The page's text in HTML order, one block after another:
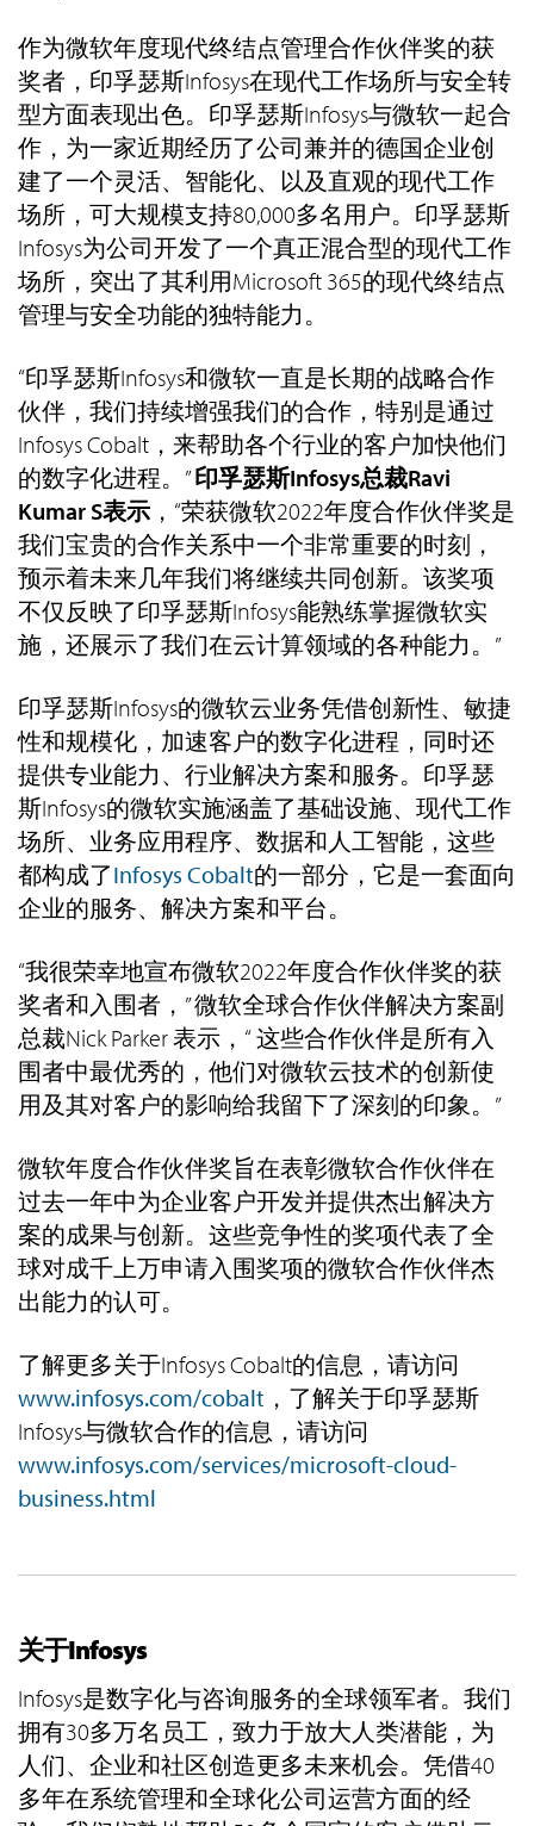
作为微软年度现代终结点管理合作伙伴奖的获
奖者，印孚瑟斯Infosys在现代工作场所与安全转
型方面表现出色。印孚瑟斯Infosys与微软一起合
作，为一家近期经历了公司兼并的德国企业创
建了一个灵活、智能化、以及直观的现代工作
场所，可大规模支持80,000多名用户。印孚瑟斯
Infosys为公司开发了一个真正混合型的现代工作
场所，突出了其利用Microsoft 365的现代终结点
管理与安全功能的独特能力。
“印孚瑟斯Infosys和微软一直是长期的战略合作
伙伴，我们持续增强我们的合作，特别是通过
Infosys Cobalt，来帮助各个行业的客户加快他们
的数字化进程。”印孚瑟斯Infosys总裁Ravi
Kumar S表示 ，“荣获微软2022年度合作伙伴奖是
我们宝贵的合作关系中一个非常重要的时刻，
预示着未来几年我们将继续共同创新。该奖项
不仅反映了印孚瑟斯Infosys能熟练掌握微软实
施，还展示了我们在云计算领域的各种能力。”
印孚瑟斯Infosys的微软云业务凭借创新性、敏捷
性和规模化，加速客户的数字化进程，同时还
提供专业能力、行业解决方案和服务。印孚瑟
斯Infosys的微软实施涵盖了基础设施、现代工作
场所、业务应用程序、数据和人工智能，这些
都构成了Infosys Cobalt的一部分，它是一套面向
企业的服务、解决方案和平台。
“我很荣幸地宣布微软2022年度合作伙伴奖的获
奖者和入围者，” 微软全球合作伙伴解决方案副
总裁Nick Parker 表示，“ 这些合作伙伴是所有入
围者中最优秀的，他们对微软云技术的创新使
用及其对客户的影响给我留下了深刻的印象。”
微软年度合作伙伴奖旨在表彰微软合作伙伴在
过去一年中为企业客户开发并提供杰出解决方
案的成果与创新。这些竞争性的奖项代表了全
球对成千上万申请入围奖项的微软合作伙伴杰
出能力的认可。
了解更多关于Infosys Cobalt的信息，请访问
www.infosys.com/cobalt ，了解关于印孚瑟斯
Infosys与微软合作的信息，请访问
www.infosys.com/services/microsoft-cloud-
business.html
关于Infosys
Infosys是数字化与咨询服务的全球领军者。我们
拥有30多万名员工，致力于放大人类潜能，为
人们、企业和社区创造更多未来机会。凭借40
多年在系统管理和全球化公司运营方面的经